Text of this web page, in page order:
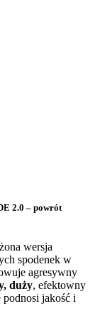
2.0 – powrót
wersja
spodenek w
agresywny
duży, efektowny
podnosi jakość i